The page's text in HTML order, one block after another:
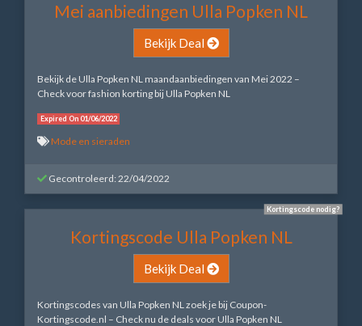
Mei aanbiedingen Ulla Popken NL
Bekijk Deal
Bekijk de Ulla Popken NL maandaanbiedingen van Mei 2022 –
Check voor fashion korting bij Ulla Popken NL
Expired On 01/06/2022
Mode en sieraden
Gecontroleerd: 22/04/2022
Kortingscode nodig?
Kortingscode Ulla Popken NL
Bekijk Deal
Kortingscodes van Ulla Popken NL zoek je bij Coupon-
Kortingscode.nl – Check nu de deals voor Ulla Popken NL